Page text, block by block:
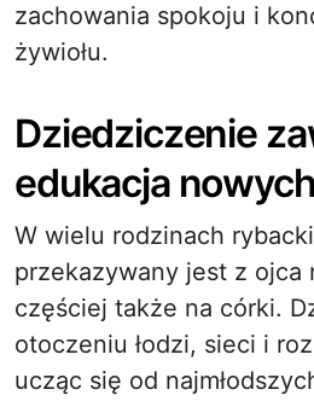
zachowania spokoju i
żywiołu.
Dziedziczenie
edukacja
W wielu rodzinach
przekazywany jest z ojca
częściej także na córki.
otoczeniu łodzi, sieci i
ucząc się od